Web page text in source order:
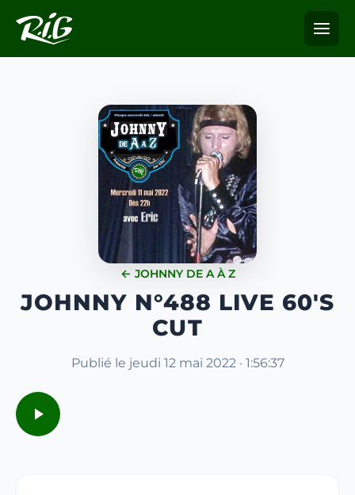
← JOHNNY DE A À Z
JOHNNY N°488 LIVE 60'S
CUT
Publié le jeudi 12 mai 2022 · 1:56:37